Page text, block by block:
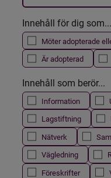
Innehåll för dig som...
Möter adopterade
Är adopterad
Innehåll som berör...
Information
Lagstiftning
Nätverk
Vägledning
Föreskrifter